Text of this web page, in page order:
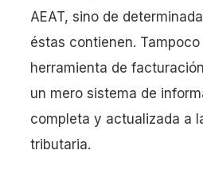
AEAT, sino de
éstas contienen. Tampoco
herramienta de
un mero sistema de
completa y actualizada a
tributaria.